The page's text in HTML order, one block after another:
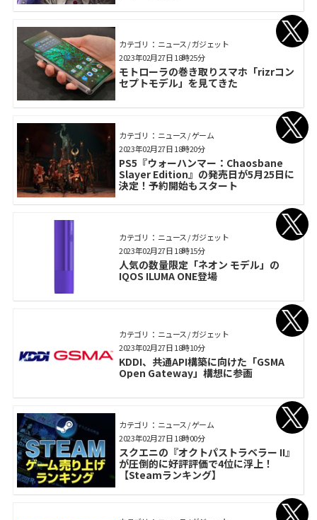
カテゴリ： ニュース / ガジェット
モトローラの巻き取りスマホ「rizrコン
セプトモデル」を見てきた
2023年02月27日 18時25分
カテゴリ： ニュース / ゲーム
PS5『ウォーハンマー：Chaosbane
Slayer Edition』の発売日が5月25日に
決定！予約開始もスタート
2023年02月27日 18時20分
カテゴリ： ニュース / ガジェット
人気の数量限定「ネオン モデル」の
IQOS ILUMA ONE登場
2023年02月27日 18時15分
カテゴリ： ニュース / ガジェット
KDDI、共通API構築に向けた「GSMA
Open Gateway」構想に参画
2023年02月27日 18時10分
カテゴリ： ニュース / ゲーム
スクエニの『オクトパストラベラー II』
が圧倒的に好評評価で4位に浮上！
【Steamランキング】
2023年02月27日 18時00分